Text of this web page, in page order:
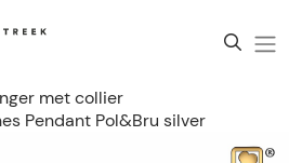
met collier
Pendant Pol&Bru silver